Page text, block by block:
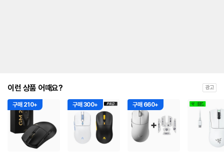
이런 상품 어때요? 광고
구매 210+ 구매 300+ 구매 660+